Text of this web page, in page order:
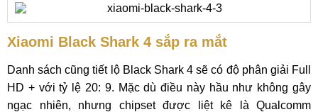
Xiaomi Black Shark 4 sắp ra mắt
Danh sách cũng tiết lộ Black Shark 4 sẽ có độ phân giải Full
HD + với tỷ lệ 20: 9. Mặc dù điều này hầu như không gây
ngạc nhiên, nhưng chipset được liệt kê là Qualcomm